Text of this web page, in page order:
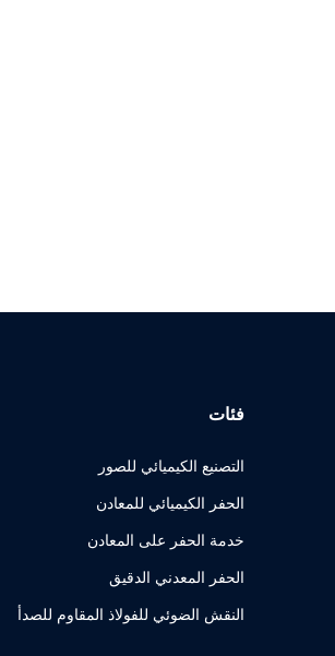
فئات
التصنيع الكيميائي للصور
الحفر الكيميائي للمعادن
خدمة الحفر على المعادن
الحفر المعدني الدقيق
النقش الضوئي للفولاذ المقاوم للصدأ